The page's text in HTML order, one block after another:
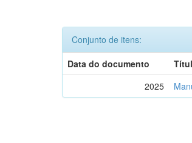
Conjunto de itens:
Data do documento
2025